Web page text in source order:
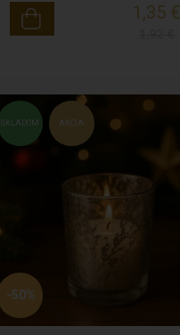
1,35 €
AKCIA
SKLADOM
-50%